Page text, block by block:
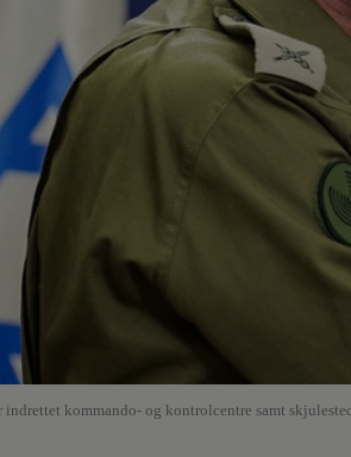
indrettet kommando- og kontrolcentre samt